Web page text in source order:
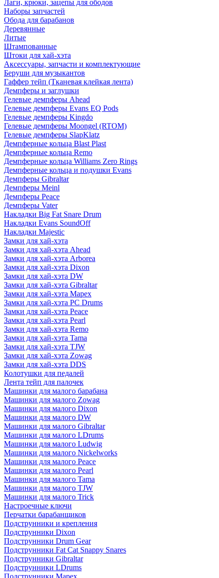
Лаги, крюки, зацепы для ободов
Наборы запчастей
Обода для барабанов
Деревянные
Литые
Штампованные
Штоки для хай-хэта
Аксессуары, запчасти и комплектующие
Беруши для музыкантов
Гаффер тейп (Тканевая клейкая лента)
Демпферы и заглушки
Гелевые демпферы Ahead
Гелевые демпферы Evans EQ Pods
Гелевые демпферы Kingdo
Гелевые демпферы Moongel (RTOM)
Гелевые демпферы SlapKlatz
Демпферные кольца Blast Plast
Демпферные кольца Remo
Демпферные кольца Williams Zero Rings
Демпферные кольца и подушки Evans
Демпферы Gibraltar
Демпферы Meinl
Демпферы Peace
Демпферы Vater
Накладки Big Fat Snare Drum
Накладки Evans SoundOff
Накладки Majestic
Замки для хай-хэта
Замки для хай-хэта Ahead
Замки для хай-хэта Arborea
Замки для хай-хэта Dixon
Замки для хай-хэта DW
Замки для хай-хэта Gibraltar
Замки для хай-хэта Mapex
Замки для хай-хэта PC Drums
Замки для хай-хэта Peace
Замки для хай-хэта Pearl
Замки для хай-хэта Remo
Замки для хай-хэта Tama
Замки для хай-хэта TJW
Замки для хай-хэта Zowag
Замки для хай-хэта DDS
Колотушки для педалей
Лента тейп для палочек
Машинки для малого барабана
Машинки для малого Zowag
Машинки для малого Dixon
Машинки для малого DW
Машинки для малого Gibraltar
Машинки для малого LDrums
Машинки для малого Ludwig
Машинки для малого Nickelworks
Машинки для малого Peace
Машинки для малого Pearl
Машинки для малого Tama
Машинки для малого TJW
Машинки для малого Trick
Настроечные ключи
Перчатки барабанщиков
Подструнники и крепления
Подструнники Dixon
Подструнники Drum Gear
Подструнники Fat Cat Snappy Snares
Подструнники Gibraltar
Подструнники LDrums
Подструнники Mapex